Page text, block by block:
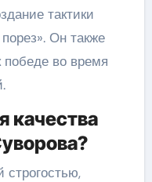
тактики
Он также
во время
качества
строгостью,